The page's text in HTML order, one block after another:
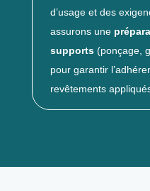
d’usage et des
assurons une
supports(ponçage,
pour garantir
revêtements